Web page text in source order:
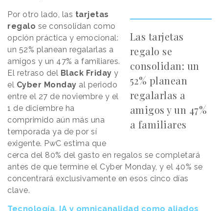
Las tarjetas
regalo se
consolidan: un
52% planean
regalarlas a
amigos y un 47%
a familiares
Por otro lado, las tarjetas
regalo se consolidan como
opción práctica y emocional:
un 52% planean regalarlas a
amigos y un 47% a familiares.
El retraso del Black Friday y
el Cyber Monday al periodo
entre el 27 de noviembre y el
1 de diciembre ha
comprimido aún más una
temporada ya de por sí
exigente. PwC estima que
cerca del 80% del gasto en regalos se completará
antes de que termine el Cyber Monday, y el 40% se
concentrará exclusivamente en esos cinco días
clave.
Tecnología, IA y omnicanalidad como aliados